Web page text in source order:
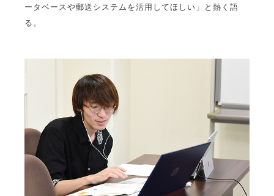
ータベースや郵送システムを活用してほしい」と熱く語
る。